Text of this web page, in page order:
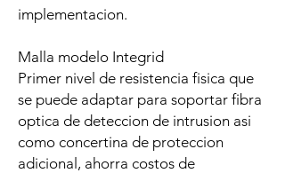
implementacion.
Malla modelo Integrid
Primer nivel de resistencia fisica que
se puede adaptar para soportar fibra
optica de deteccion de intrusion asi
como concertina de proteccion
adicional, ahorra costos de